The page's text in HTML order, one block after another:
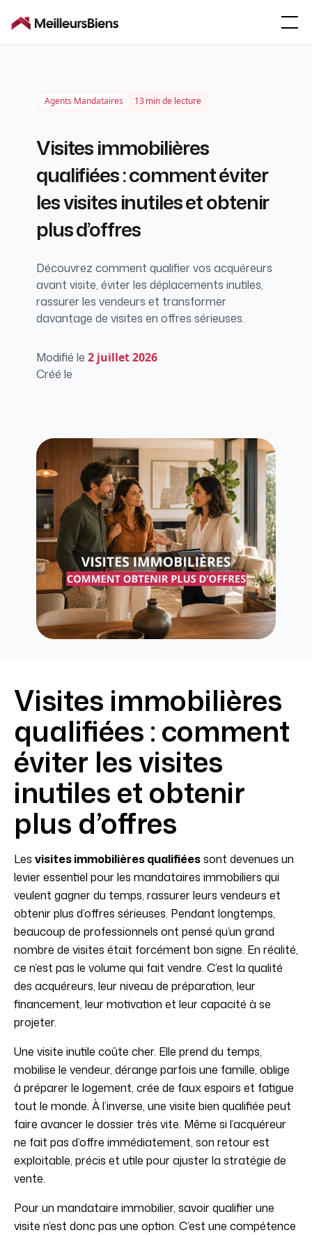
Agents Mandataires 13min de lecture
Visites immobilières
qualifiées : comment éviter
les visites inutiles et obtenir
plus d’offres
Découvrez comment qualifier vos acquéreurs
avant visite, éviter les déplacements inutiles,
rassurer les vendeurs et transformer
davantage de visites en offres sérieuses.
Modifié le 2 juillet 2026
Créé le
Visites immobilières
qualifiées : comment
éviter les visites
inutiles et obtenir
plus d’offres
Les visites immobilières qualifiéessont devenues un
levier essentiel pour les mandataires immobiliers qui
veulent gagner du temps, rassurer leurs vendeurs et
obtenir plus d’offres sérieuses. Pendant longtemps,
beaucoup de professionnels ont pensé qu’un grand
nombre de visites était forcément bon signe. En réalité,
ce n’est pas le volume qui fait vendre. C’est la qualité
des acquéreurs, leur niveau de préparation, leur
financement, leur motivation et leur capacité à se
projeter.
Une visite inutile coûte cher. Elle prend du temps,
mobilise le vendeur, dérange parfois une famille, oblige
à préparer le logement, crée de faux espoirs et fatigue
tout le monde. À l’inverse, une visite bien qualifiée peut
faire avancer le dossier très vite. Même si l’acquéreur
ne fait pas d’offre immédiatement, son retour est
exploitable, précis et utile pour ajuster la stratégie de
vente.
Pour un mandataire immobilier, savoir qualifier une
visite n’est donc pas une option. C’est une compétence